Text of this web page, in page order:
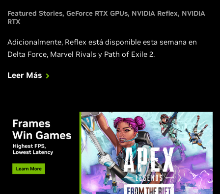
Featured Stories GeForce RTX GPUs NVIDIA Reflex NVIDIA
RTX
Adicionalmente, Reflex está disponible esta semana en
Delta Force, Marvel Rivals y Path of Exile 2.
Leer Más